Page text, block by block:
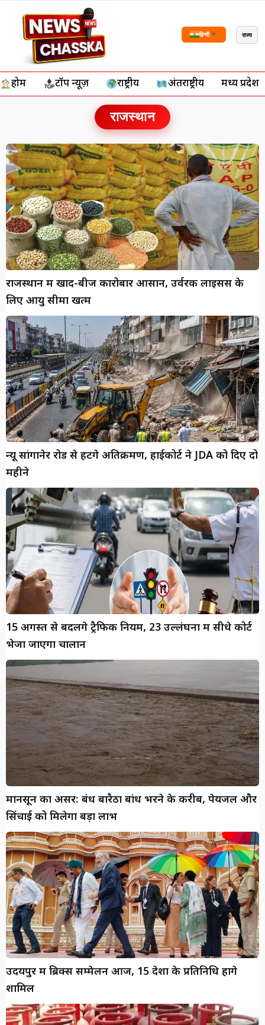
हिन्दी ▼ राज्य
होम टॉप न्यूज़ राष्ट्रीय अंतर्राष्ट्रीय मध्य प्रदेश
राजस्थान
राजस्थान में खाद-बीज कारोबार आसान, उर्वरक लाइसेंस के
लिए आयु सीमा खत्म
न्यू सांगानेर रोड से हटेंगे अतिक्रमण, हाईकोर्ट ने JDA को दिए दो
महीने
15 अगस्त से बदलेंगे ट्रैफिक नियम, 23 उल्लंघनों में सीधे कोर्ट
भेजा जाएगा चालान
मानसून का असर: बंध बारैठा बांध भरने के करीब, पेयजल और
सिंचाई को मिलेगा बड़ा लाभ
उदयपुर में ब्रिक्स सम्मेलन आज, 15 देशों के प्रतिनिधि होंगे
शामिल